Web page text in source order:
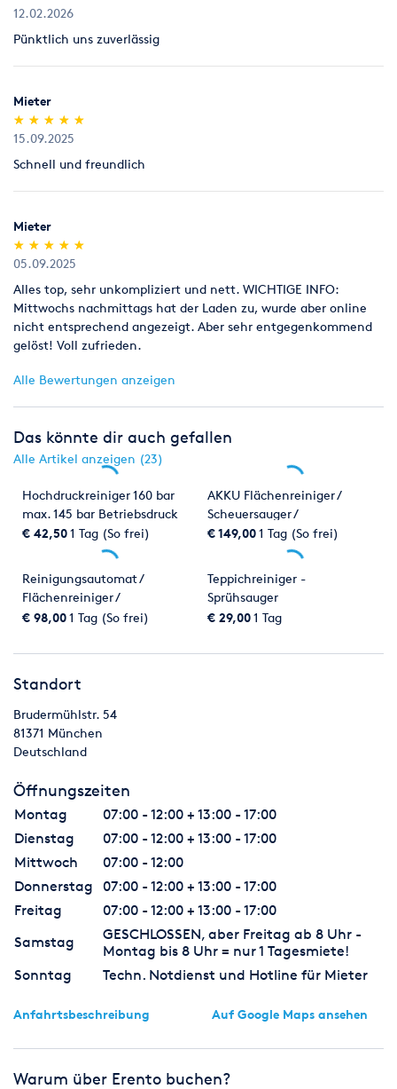
ungeöffnet (kein Anbruch).
Legitimation
Als Neukunde bitten wir Sie einen gültigen amtlichen
(Personalausweis).
12.02.2026
Pünktlich uns zuverlässig
Mieter
(*)
★
★
(*) ★
★
(*) ★
★
(*) ★
★
(*) ★
★
15.09.2025
Schnell und freundlich
Mieter
(*)
★
★
(*) ★
★
(*) ★
★
(*) ★
★
(*) ★
★
05.09.2025
Alles top, sehr unkompliziert und nett. WICHTIGE INFO:
Mittwochs nachmittags hat der Laden zu, wurde aber online
nicht entsprechend angezeigt. Aber sehr entgegenkommend
gelöst! Voll zufrieden.
Alle Bewertungen anzeigen
Das könnte dir auch gefallen
Alle Artikel anzeigen (23)
Hochdruckreiniger 160 bar
max. 145 bar Betriebsdruck
€ 42,501 Tag (So frei)
AKKU Flächenreiniger /
Scheuersauger /
Reinigungsautomat
€ 149,001 Tag (So frei)
Reinigungsautomat /
Flächenreiniger /
Scheuersauger - COLUMBUS
€ 98,001 Tag (So frei)
Teppichreiniger -
Sprühsauger
€ 29,001 Tag
Standort
Brudermühlstr. 54
81371 München
Deutschland
Öffnungszeiten
Montag
07:00 - 12:00 + 13:00 - 17:00
Dienstag
07:00 - 12:00 + 13:00 - 17:00
Mittwoch
07:00 - 12:00
Donnerstag
07:00 - 12:00 + 13:00 - 17:00
Freitag
07:00 - 12:00 + 13:00 - 17:00
Samstag
GESCHLOSSEN, aber Freitag ab 8 Uhr -
Montag bis 8 Uhr = nur 1 Tagesmiete!
Sonntag
Techn. Notdienst und Hotline für Mieter
Anfahrtsbeschreibung Auf Google Maps ansehen
Warum über Erento buchen?